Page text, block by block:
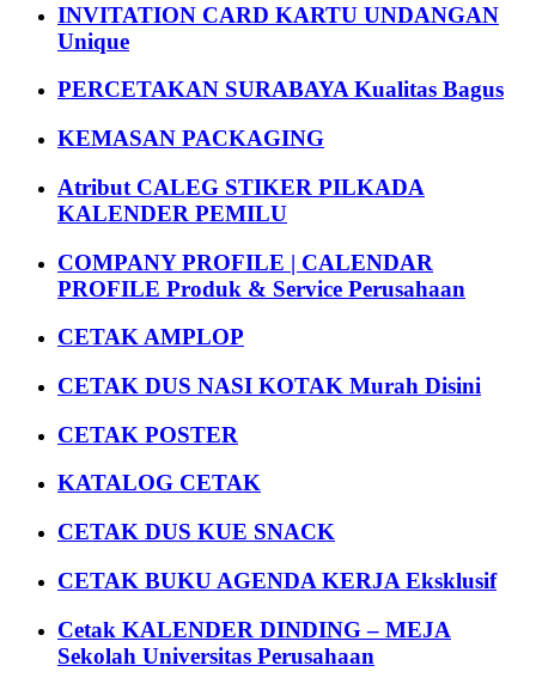
INVITATION CARD KARTU UNDANGAN
Unique
PERCETAKAN SURABAYA Kualitas Bagus
KEMASAN PACKAGING
Atribut CALEG STIKER PILKADA
KALENDER PEMILU
COMPANY PROFILE | CALENDAR
PROFILE Produk & Service Perusahaan
CETAK AMPLOP
CETAK DUS NASI KOTAK Murah Disini
CETAK POSTER
KATALOG CETAK
CETAK DUS KUE SNACK
CETAK BUKU AGENDA KERJA Eksklusif
Cetak KALENDER DINDING – MEJA
Sekolah Universitas Perusahaan